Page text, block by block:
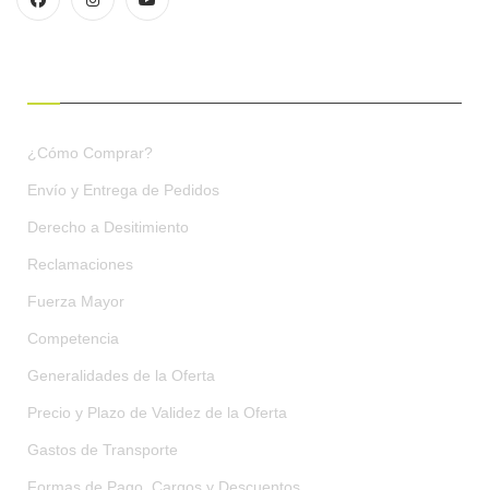
¿Cómo Comprar?
Envío y Entrega de Pedidos
Derecho a Desitimiento
Reclamaciones
Fuerza Mayor
Competencia
Generalidades de la Oferta
Precio y Plazo de Validez de la Oferta
Gastos de Transporte
Formas de Pago, Cargos y Descuentos